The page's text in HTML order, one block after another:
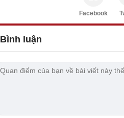
Facebook
Bình luận